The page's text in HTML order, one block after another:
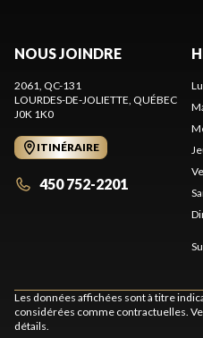
NOUS JOINDRE
2061, QC-131
LOURDES-DE-JOLIETTE , QUÉBEC
J0K 1K0
ITINÉRAIRE
450 752-2201
Les données affichées sont à titre
considérées comme contractuelles.
détails.